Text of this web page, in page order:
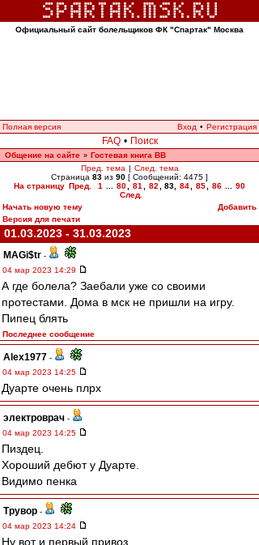
Официальный сайт болельщиков ФК "Спартак" Москва
Полная версия Вход • Регистрация
FAQ • Поиск
Общение на сайте » Гостевая книга ВВ
Пред. тема | След. тема
Страница 83 из 90 [ Сообщений: 4475 ]
На страницу Пред. 1 80 81 82 83 84 85 86
90
След.
Начать новую тему
Добавить
Версия для печати
01.03.2023 - 31.03.2023
MAGi$tr -
04 мар 2023 14:29
А где болела? Заебали уже со своими
протестами. Дома в мск не пришли на игру.
Пипец блять
Последнее сообщение
Alex1977 -
04 мар 2023 14:25
Дуарте очень плрх
электроврач -
04 мар 2023 14:25
Пиздец.
Хороший дебют у Дуарте.
Видимо пенка
Трувор -
04 мар 2023 14:24
Ну вот и первый привоз ..